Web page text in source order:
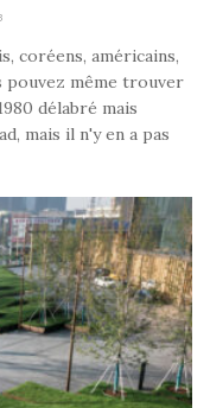
coréens, américains,
pouvez même trouver
délabré mais
mais il n'y en a pas